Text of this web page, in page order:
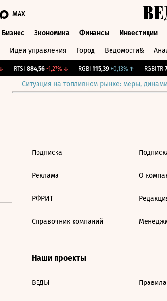
MAX
Бизнес Экономика Финансы Инвестиции
Идеи управления Город Ведомости&
RTSI 884,56 -1,27%↓ RGBI 115,39 +0,13%↑ RGBITR
Ситуация на топливном рынке: меры,
Подписка
Реклама
РФРИТ
Справочник компаний
О
Наши проекты
ВЕДЫ